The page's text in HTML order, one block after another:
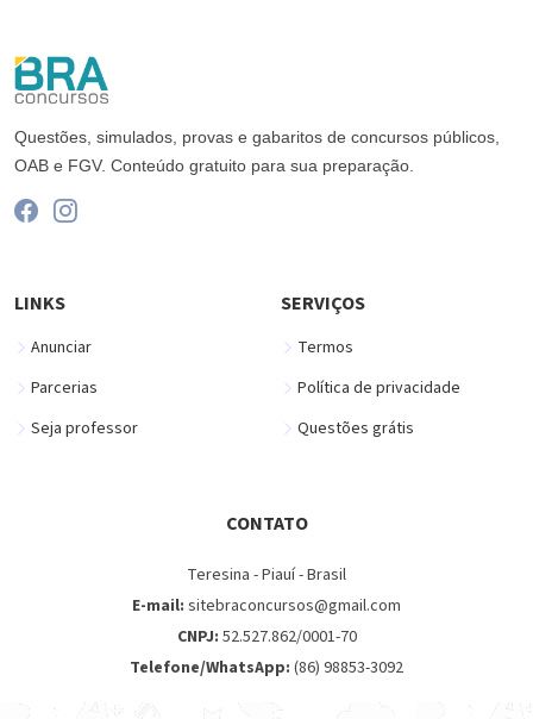
Questões, simulados, provas e gabaritos de concursos públicos,
OAB e FGV. Conteúdo gratuito para sua preparação.
LINKS
Anunciar
Parcerias
Seja professor
SERVIÇOS
Termos
Política de privacidade
Questões grátis
CONTATO
Teresina - Piauí - Brasil
E-mail: sitebraconcursos@gmail.com
CNPJ: 52.527.862/0001-70
Telefone/WhatsApp: (86) 98853-3092